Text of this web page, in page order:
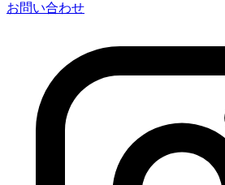
お問い合わせ